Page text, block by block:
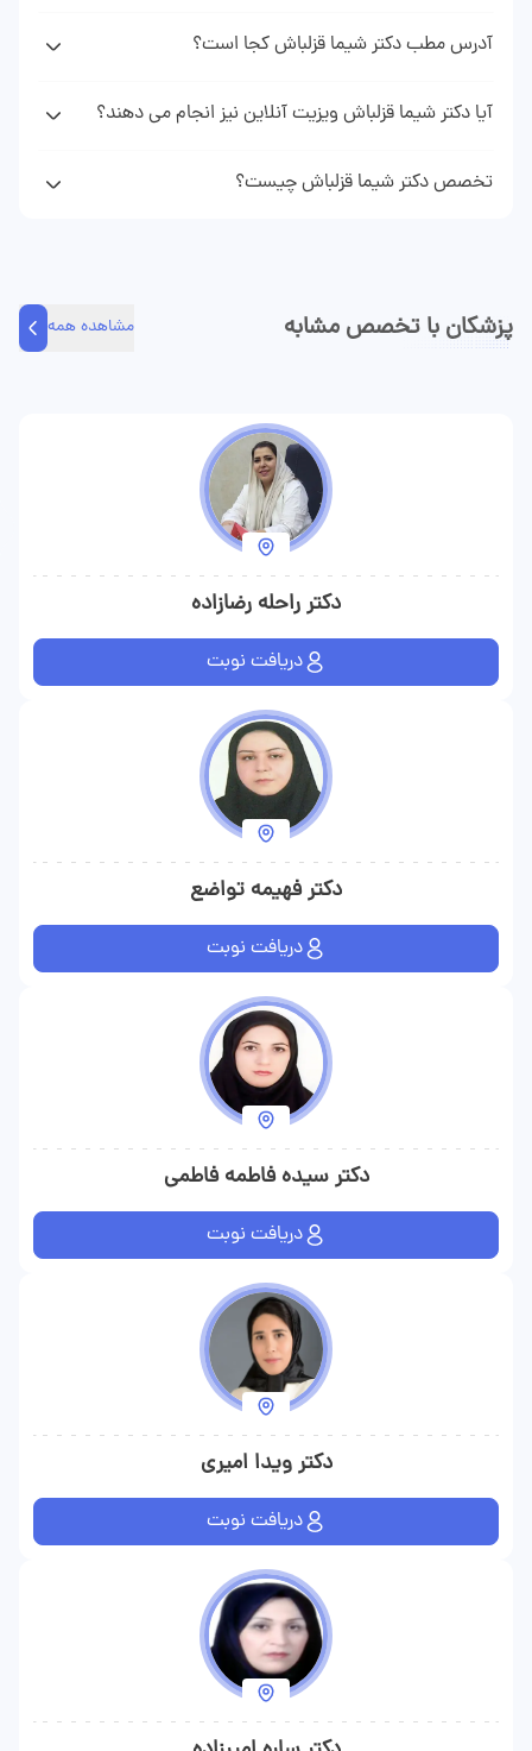
(نوبت حضوری، مشاوره تلفنی، مشاوره متنی) متغیر است. با مراجعه
به پروفایل دکتر شیما قزلباش در وبسایت دکتر فوری می‌توانید هزینه
آدرس مطب دکتر شیما قزلباش کجا است؟
پروفایل و صفحه دکتر شیما قزلباش در وبسایت دکتر فوری مراجعه
آیا دکتر شیما قزلباش ویزیت آنلاین نیز انجام می دهند؟
آنلاین می‌توانید تلفنی و یا به صورت متنی مشاوره پزشکی دریافت
تخصص دکتر شیما قزلباش چیست؟
پزشکان با تخصص مشابه مشاهده همه
دکتر راحله رضازاده
دریافت نوبت
دکتر فهیمه تواضع
دریافت نوبت
دکتر سیده فاطمه فاطمی
دریافت نوبت
دکتر ویدا امیری
دریافت نوبت